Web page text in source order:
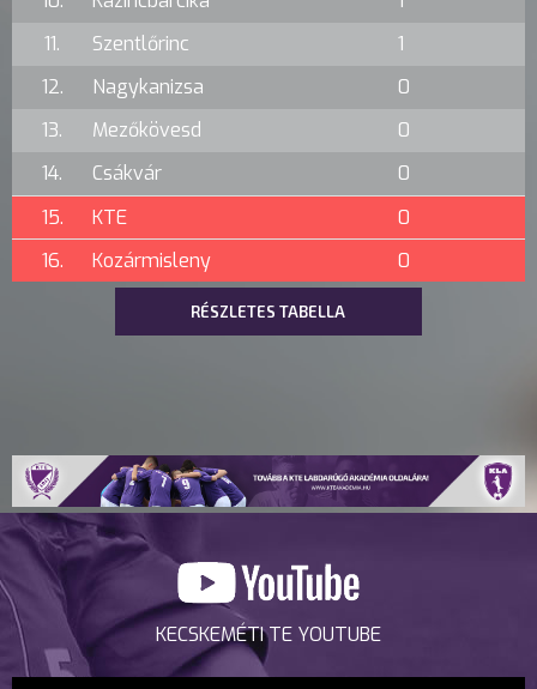
11.
Szentlőrinc
1
12.
Nagykanizsa
0
13.
Mezőkövesd
0
14.
Csákvár
0
15.
KTE
0
16.
Kozármisleny 0
RÉSZLETES TABELLA
KECSKEMÉTI TE YOUTUBE